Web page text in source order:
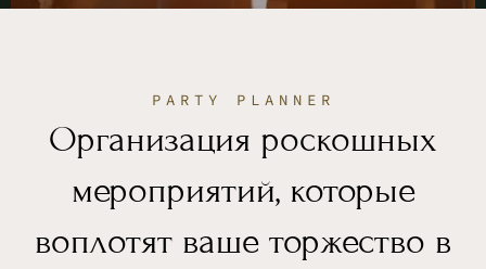
PARTY PLANNER
Организация роскошных
мероприятий, которые
воплотят ваше торжество в